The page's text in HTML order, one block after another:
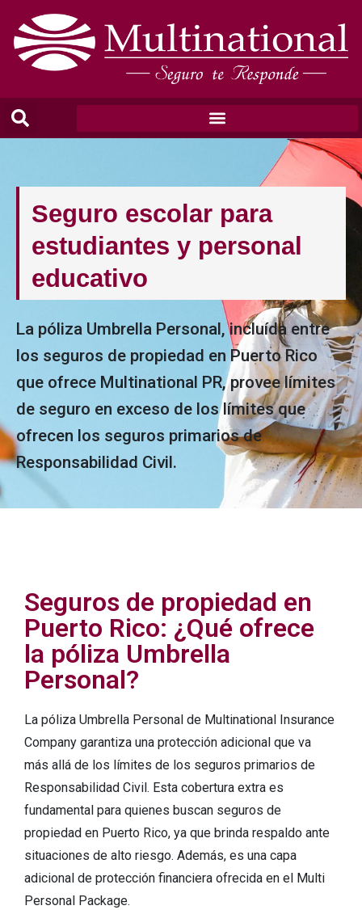
Seguro escolar para
estudiantes y personal
educativo
La póliza Umbrella Personal, incluída entre
los seguros de propiedad en Puerto Rico
que ofrece Multinational PR, provee límites
de seguro en exceso de los límites que
ofrecen los seguros primarios de
Responsabilidad Civil.
Seguros de propiedad en
Puerto Rico: ¿Qué ofrece
la póliza Umbrella
Personal?
La póliza Umbrella Personal de Multinational Insurance
Company garantiza una protección adicional que va
más allá de los límites de los seguros primarios de
Responsabilidad Civil. Esta cobertura extra es
fundamental para quienes buscan seguros de
propiedad en Puerto Rico, ya que brinda respaldo ante
situaciones de alto riesgo. Además, es una capa
adicional de protección financiera ofrecida en el Multi
Personal Package.